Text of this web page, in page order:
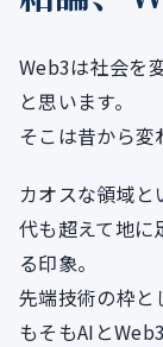
Web3は社会を
と思います。
そこは昔から変
カオスな領域
代も超えて地に
る印象。
先端技術の枠と
もそもAIと